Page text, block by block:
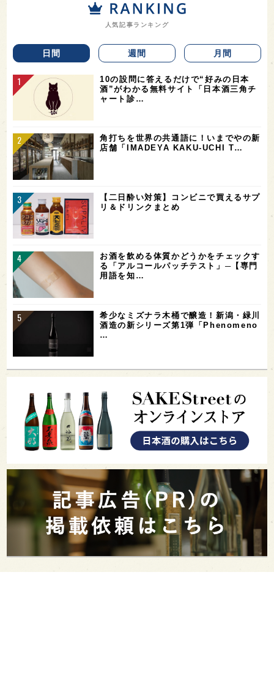
人気記事ランキング
日間 週間 月間
10の設問に答えるだけで“好みの日本
酒”がわかる無料サイト「日本酒三角チ
ャート診…
角打ちを世界の共通語に！いまでやの新
店舗「IMADEYA KAKU-UCHI T…
【二日酔い対策】コンビニで買えるサプ
リ＆ドリンクまとめ
お酒を飲める体質かどうかをチェックす
る「アルコールパッチテスト」─【専門
用語を知…
希少なミズナラ木桶で醸造！新潟・緑川
酒造の新シリーズ第1弾「Phenomeno
…